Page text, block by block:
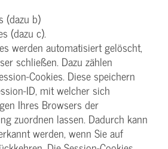
(dazu b)
(dazu c).
werden automatisiert gelöscht,
schließen. Dazu zählen
Cookies. Diese speichern
ID, mit welcher sich
Ihres Browsers der
zuordnen lassen. Dadurch kann
werden, wenn Sie auf